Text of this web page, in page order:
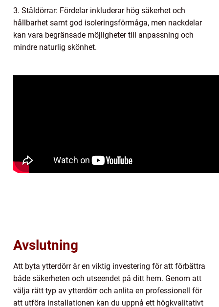
3. Ståldörrar: Fördelar inkluderar hög säkerhet och
hållbarhet samt god isoleringsförmåga, men nackdelar
kan vara begränsade möjligheter till anpassning och
mindre naturlig skönhet.
Avslutning
Att byta ytterdörr är en viktig investering för att förbättra
både säkerheten och utseendet på ditt hem. Genom att
välja rätt typ av ytterdörr och anlita en professionell för
att utföra installationen kan du uppnå ett högkvalitativt